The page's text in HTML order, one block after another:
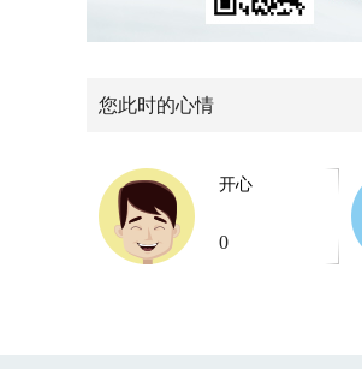
您此时的心情
开心
0